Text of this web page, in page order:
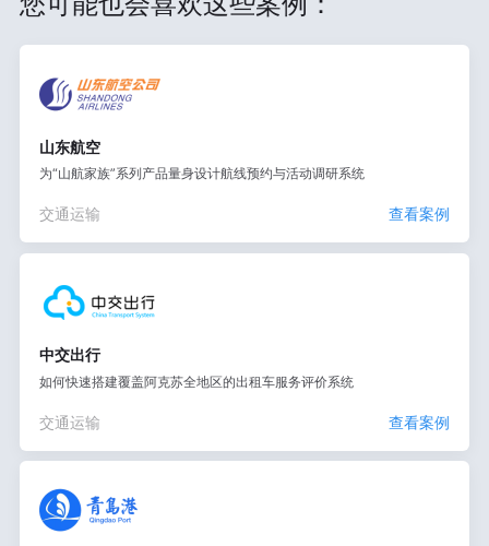
山东航空
为“山航家族”系列产品量身设计航线预约与活动调研系统
交通运输 查看案例
中交出行
如何快速搭建覆盖阿克苏全地区的出租车服务评价系统
交通运输 查看案例